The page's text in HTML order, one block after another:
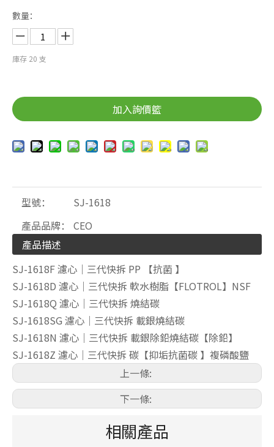
數量：
庫存 20 支
加入詢價籃
型號：
SJ-1618
產品品牌：
CEO
產品描述
SJ-1618F 濾心｜三代快拆 PP 【抗菌 】
SJ-1618D 濾心｜三代快拆 軟水樹脂【FLOTROL】NSF
SJ-1618Q 濾心｜三代快拆 燒結碳
SJ-1618SG 濾心｜三代快拆 載銀燒結碳
SJ-1618N 濾心｜三代快拆 載銀除鉛燒結碳【除鉛】
SJ-1618Z 濾心｜三代快拆 碳【抑垢抗菌碳 】複磷酸鹽
上一條:
下一條:
相關產品